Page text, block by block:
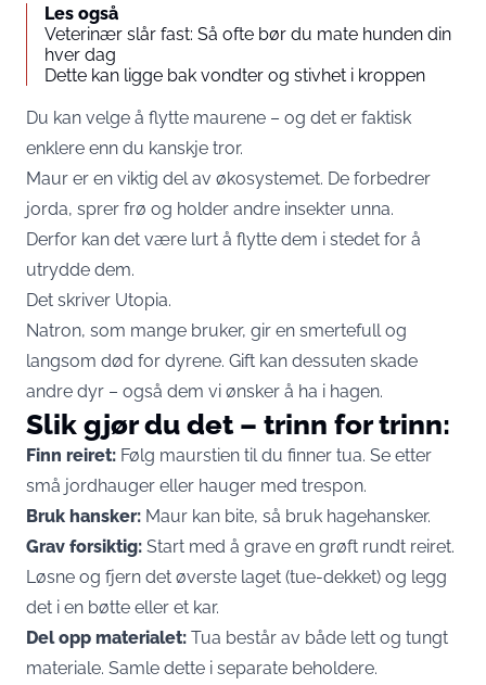
Les også
Veterinær slår fast: Så ofte bør du mate hunden din
hver dag
Dette kan ligge bak vondter og stivhet i kroppen
Du kan velge å flytte maurene – og det er faktisk
enklere enn du kanskje tror.
Maur er en viktig del av økosystemet. De forbedrer
jorda, sprer frø og holder andre insekter unna.
Derfor kan det være lurt å flytte dem i stedet for å
utrydde dem.
Det skriver Utopia.
Natron, som mange bruker, gir en smertefull og
langsom død for dyrene. Gift kan dessuten skade
andre dyr – også dem vi ønsker å ha i hagen.
Slik gjør du det – trinn for trinn:
Finn reiret: Følg maurstien til du finner tua. Se etter
små jordhauger eller hauger med trespon.
Bruk hansker: Maur kan bite, så bruk hagehansker.
Grav forsiktig: Start med å grave en grøft rundt reiret.
Løsne og fjern det øverste laget (tue-dekket) og legg
det i en bøtte eller et kar.
Del opp materialet: Tua består av både lett og tungt
materiale. Samle dette i separate beholdere.